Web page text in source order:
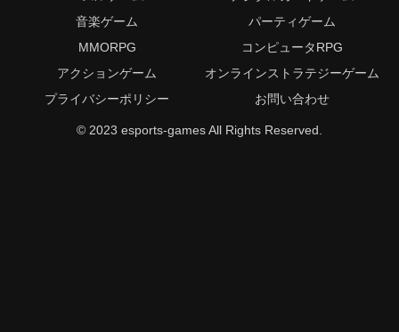
音楽ゲーム
パーティゲーム
MMORPG
コンピュータRPG
アクションゲーム
オンラインストラテジーゲーム
プライバシーポリシー
お問い合わせ
© 2023 esports-games All Rights Reserved.